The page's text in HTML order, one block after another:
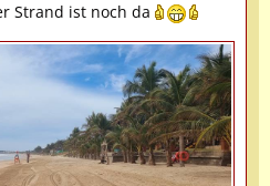
Strand ist noch da